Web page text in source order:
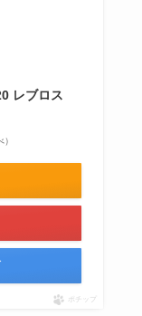
レブロス
ポチップ